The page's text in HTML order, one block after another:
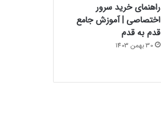
راهنمای خرید سرور
اختصاصی | آموزش جامع
قدم به قدم
30 بهمن 1403